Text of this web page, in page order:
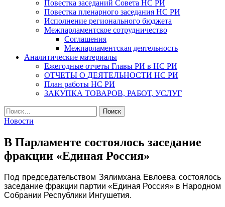
Повестка заседаний Совета НС РИ
Повестка пленарного заседания НС РИ
Исполнение регионального бюджета
Межпарламентское сотрудничество
Соглашения
Межпарламентская деятельность
Аналитические материалы
Ежегодные отчеты Главы РИ в НС РИ
ОТЧЕТЫ О ДЕЯТЕЛЬНОСТИ НС РИ
План работы НС РИ
ЗАКУПКА ТОВАРОВ, РАБОТ, УСЛУГ
Найти:
Новости
В Парламенте состоялось заседание
фракции «Единая Россия»
Под председательством Зялимхана Евлоева состоялось
заседание фракции партии «Единая Россия» в Народном
Собрании Республики Ингушетия.